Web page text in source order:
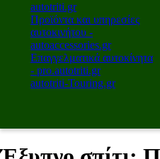
autotriti.gr
Προϊόντα και υπηρεσίες
αυτοκινήτου -
autoaccessories.gr
Επαγγελματικά αυτοκίνητα
- pro.autotriti.gr
autotriti-Touring.gr